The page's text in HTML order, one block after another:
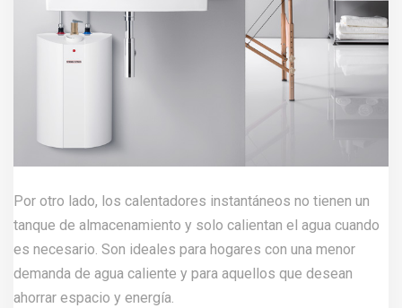
Por otro lado, los calentadores instantáneos no tienen un
tanque de almacenamiento y solo calientan el agua cuando
es necesario. Son ideales para hogares con una menor
demanda de agua caliente y para aquellos que desean
ahorrar espacio y energía.